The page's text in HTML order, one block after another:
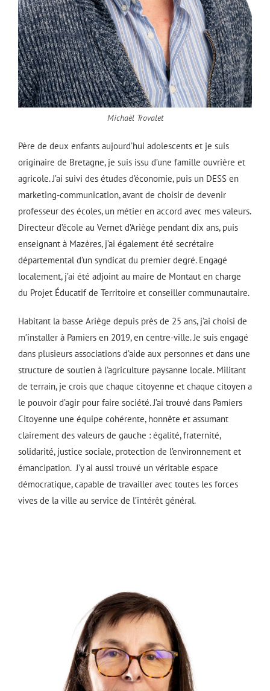
Père de deux enfants aujourd’hui adolescents et je suis
originaire de Bretagne, je suis issu d’une famille ouvrière et
agricole. J’ai suivi des études d’économie, puis un DESS en
marketing-communication, avant de choisir de devenir
professeur des écoles, un métier en accord avec mes valeurs.
Directeur d’école au Vernet d’Ariège pendant dix ans, puis
enseignant à Mazères, j’ai également été secrétaire
départemental d’un syndicat du premier degré. Engagé
localement, j’ai été adjoint au maire de Montaut en charge
du Projet Éducatif de Territoire et conseiller communautaire.
Habitant la basse Ariège depuis près de 25 ans, j’ai choisi de
m’installer à Pamiers en 2019, en centre-ville. Je suis engagé
dans plusieurs associations d’aide aux personnes et dans une
structure de soutien à l’agriculture paysanne locale. Militant
de terrain, je crois que chaque citoyenne et chaque citoyen a
le pouvoir d’agir pour faire société. J’ai trouvé dans Pamiers
Citoyenne une équipe cohérente, honnête et assumant
clairement des valeurs de gauche : égalité, fraternité,
solidarité, justice sociale, protection de l’environnement et
émancipation. J’y ai aussi trouvé un véritable espace
démocratique, capable de travailler avec toutes les forces
vives de la ville au service de l’intérêt général.
Michaël Trovalet